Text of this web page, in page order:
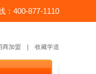
：400-877-1110
商加盟 收藏学道